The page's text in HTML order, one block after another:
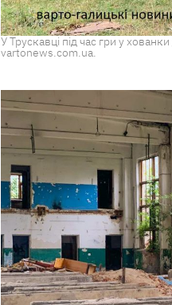
У Трускавці під час гри у
vartonews.com.ua.